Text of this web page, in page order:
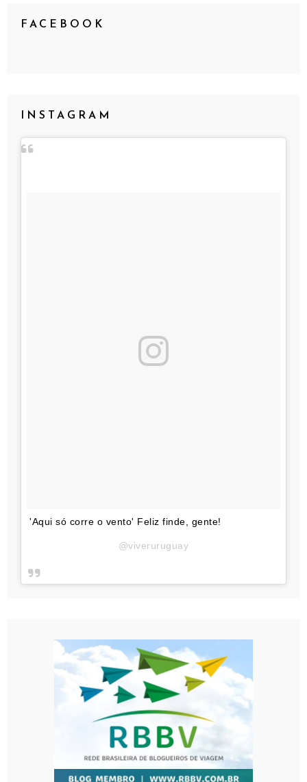
FACEBOOK
INSTAGRAM
'Aqui só corre o vento' Feliz finde, gente!
@viveruruguay